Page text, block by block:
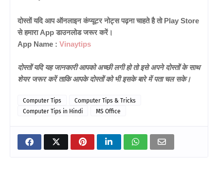
दोस्तों यदि आप ऑनलाइन कंप्यूटर नोट्स पढ़ना चाहते है तो Play Store
से हमारा App डाउनलोड जरूर करें।
App Name : Vinaytips
दोस्तों यदि यह जानकारी आपको अच्छी लगी हो तो इसे अपने दोस्तों के साथ
शेयर जरूर करें ताकि आपके दोस्तों को भी इसके बारे में पता चल सके।
Computer Tips
Computer Tips & Tricks
Computer Tips in Hindi
MS Office